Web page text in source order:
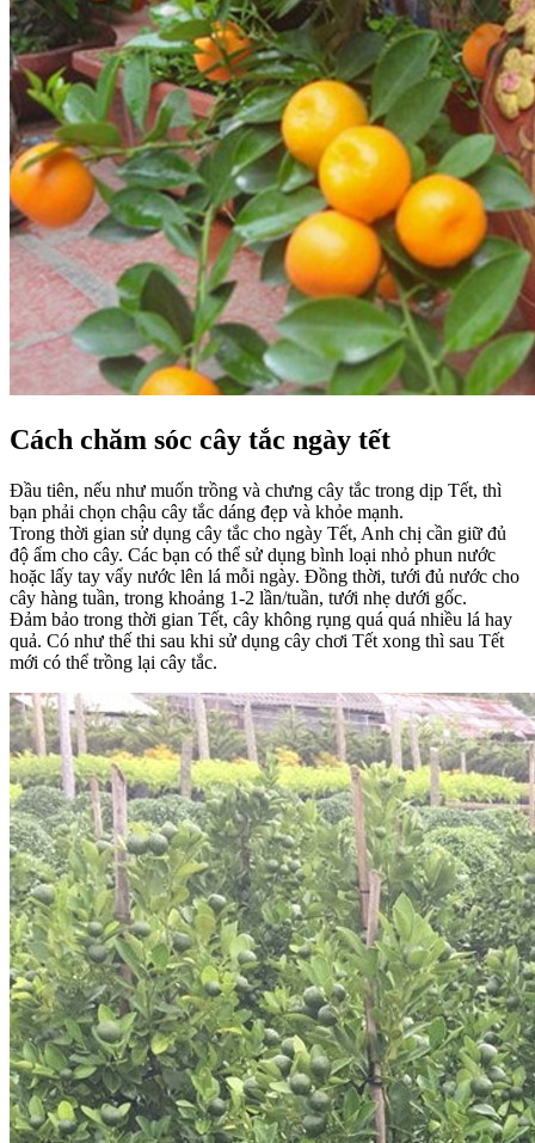
Cách chăm sóc cây tắc ngày tết
Đầu tiên, nếu như muốn trồng và chưng cây tắc trong dịp Tết, thì
bạn phải chọn chậu cây tắc dáng đẹp và khỏe mạnh.
Trong thời gian sử dụng cây tắc cho ngày Tết, Anh chị cần giữ đủ
độ ẩm cho cây. Các bạn có thể sử dụng bình loại nhỏ phun nước
hoặc lấy tay vẩy nước lên lá mỗi ngày. Đồng thời, tưới đủ nước cho
cây hàng tuần, trong khoảng 1-2 lần/tuần, tưới nhẹ dưới gốc.
Đảm bảo trong thời gian Tết, cây không rụng quá quá nhiều lá hay
quả. Có như thế thi sau khi sử dụng cây chơi Tết xong thì sau Tết
mới có thể trồng lại cây tắc.